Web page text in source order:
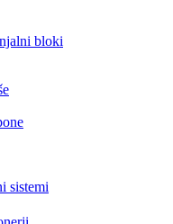
bloki
sistemi